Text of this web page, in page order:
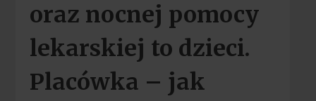
oraz nocnej pomocy
lekarskiej to dzieci.
Placówka – jak